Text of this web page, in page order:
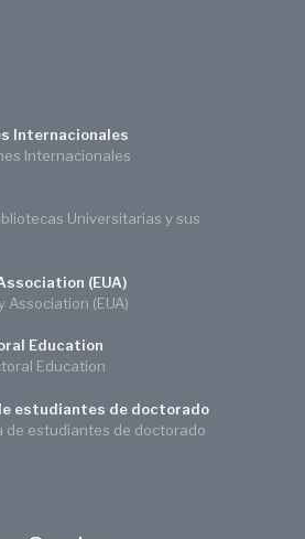
Internacionales
Internacionales
Universitarias y sus
(EUA)
Association (EUA)
Education
Education
estudiantes de doctorado
de estudiantes de doctorado